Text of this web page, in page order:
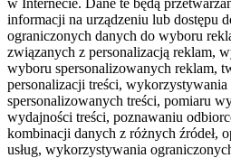
informacji na urządzeniu lub dostępu
ograniczonych danych do wyboru
związanych z personalizacją reklam,
wyboru spersonalizowanych reklam,
personalizacji treści,
spersonalizowanych treści, pomiaru
wydajności treści, poznawaniu
kombinacji danych z różnych źródeł,
usług, wykorzystywania